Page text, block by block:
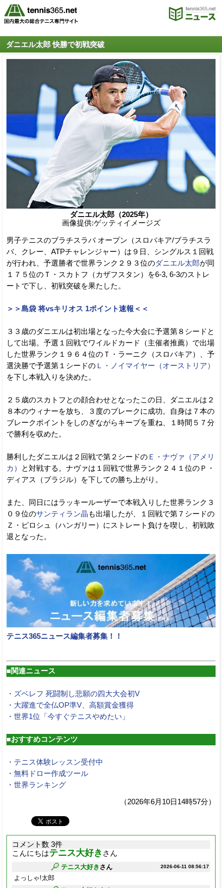
ダニエル太郎 快勝で初戦突破
ダニエル太郎（2025年）
画像提供:ゲッティイメージズ
男子テニスのブラチスラバ オープン（スロバキア/ブラチスラ
バ、クレー、ATPチャレンジャー）は９日、シングルス１回戦
が行われ、予選勝者で世界ランク２９３位のダニエル太郎が同
１７５位のＴ・スカトフ（カザフスタン）を6-3, 6-3のストレ
ートで下し、初戦突破を果たした。
＞＞島袋 将vsキリオス 1ポイント速報＜＜
３３歳のダニエルは初出場となった今大会に予選第８シードと
して出場。予選１回戦でワイルドカード（主催者推薦）で出場
した世界ランク１９６４位のＴ・ラーニク（スロバキア）、予
選決勝で予選第１シードの Ｌ・ノイマイヤー（オーストリア）
を下し本戦入りを決めた。
２５歳のスカトフとの顔合わせとなったこの日、ダニエルは２
８本のウィナーを放ち、３度のブレークに成功。自身は７本の
ブレークポイントをしのぎながらキープを重ね、１時間５７分
で勝利を収めた。
勝利したダニエルは２回戦で第２シードの Ｅ・ナヴァ（アメリ
カ）
と対戦する。ナヴァは１回戦で世界ランク２４１位のＰ・
ディアス（ブラジル）を下しての勝ち上がり。
また、同日にはラッキールーザーで本戦入りした世界ランク３
０９位のサンティラン晶も出場したが、１回戦で第７シードの
Ｚ・ピロシュ（ハンガリー）にストレート負けを喫し、初戦敗
退となった。
テニス365ニュース編集者募集！！
■関連ニュース
・ズベレフ 死闘制し悲願の四大大会初V
・大躍進で全仏OP準V、高額賞金獲得
・世界1位「今すぐテニスやめたい」
■おすすめコンテンツ
・テニス体験レッスン受付中
・無料ドロー作成ツール
・世界ランキング
（2026年6月10日14時57分）
コメント数 3件
こんにちはテニス大好き さん
2026-06-11 08:56:17
テニス大好き さん
よっしゃ!太郎